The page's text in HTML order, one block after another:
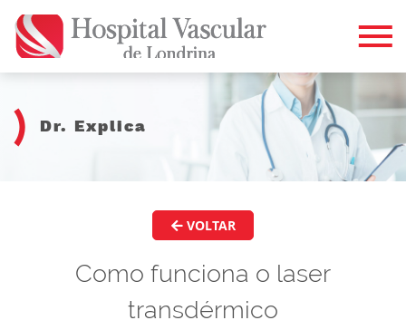
Dr. Explica
VOLTAR
Como funciona o laser
transdérmico